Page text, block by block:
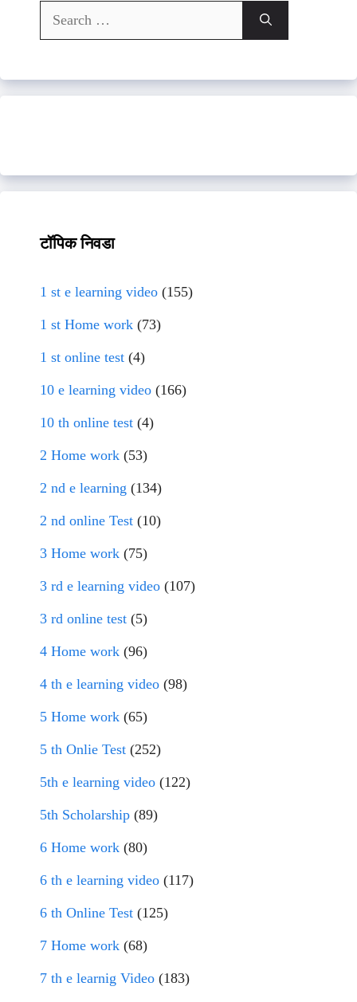
Search
for:
टॉपिक निवडा
1 st e learning video (155)
1 st Home work (73)
1 st online test (4)
10 e learning video (166)
10 th online test (4)
2 Home work (53)
2 nd e learning (134)
2 nd online Test (10)
3 Home work (75)
3 rd e learning video (107)
3 rd online test (5)
4 Home work (96)
4 th e learning video (98)
5 Home work (65)
5 th Onlie Test (252)
5th e learning video (122)
5th Scholarship (89)
6 Home work (80)
6 th e learning video (117)
6 th Online Test (125)
7 Home work (68)
7 th e learnig Video (183)